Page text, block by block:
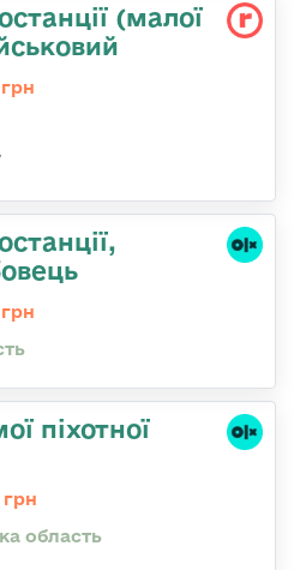
(малої
піхотної
область